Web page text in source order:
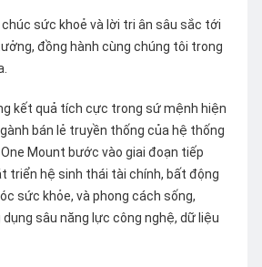
chúc sức khoẻ và lời tri ân sâu sắc tới
đồng hành cùng chúng tôi trong
kết quả tích cực trong sứ mệnh hiện
bán lẻ truyền thống của hệ thống
Mount bước vào giai đoạn tiếp
triển hệ sinh thái tài chính, bất động
sức khỏe, và phong cách sống,
sâu năng lực công nghệ, dữ liệu